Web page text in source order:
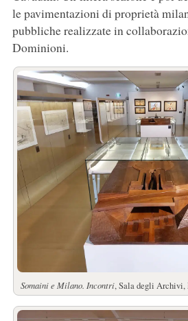
le pavimentazioni di proprietà
pubbliche realizzate in
Dominioni.
Somaini e Milano. Incontri, Sala degli Archivi,